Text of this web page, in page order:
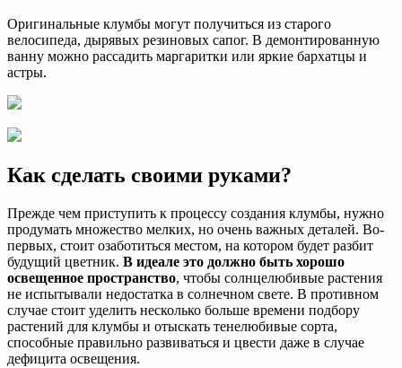
Оригинальные клумбы могут получиться из старого
велосипеда, дырявых резиновых сапог. В демонтированную
ванну можно рассадить маргаритки или яркие бархатцы и
астры.
Как сделать своими руками?
Прежде чем приступить к процессу создания клумбы, нужно
продумать множество мелких, но очень важных деталей. Во-
первых, стоит озаботиться местом, на котором будет разбит
будущий цветник. В идеале это должно быть хорошо
освещенное пространство, чтобы солнцелюбивые растения
не испытывали недостатка в солнечном свете. В противном
случае стоит уделить несколько больше времени подбору
растений для клумбы и отыскать тенелюбивые сорта,
способные правильно развиваться и цвести даже в случае
дефицита освещения.